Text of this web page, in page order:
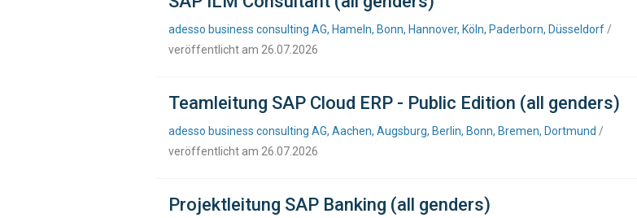
adesso business consulting AG, Hameln, Bonn, Hannover, Köln, Paderborn, Düsseldorf /
veröffentlicht am 26.07.2026
Teamleitung SAP Cloud ERP - Public Edition (all genders)
adesso business consulting AG, Aachen, Augsburg, Berlin, Bonn, Bremen, Dortmund /
veröffentlicht am 26.07.2026
Projektleitung SAP Banking (all genders)